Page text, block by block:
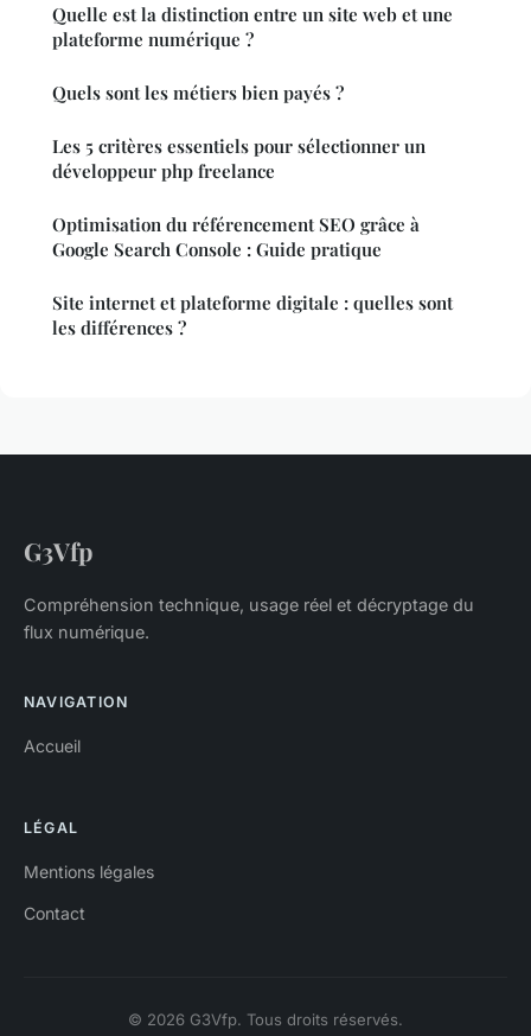
Quelle est la distinction entre un site web et une
plateforme numérique ?
Quels sont les métiers bien payés ?
Les 5 critères essentiels pour sélectionner un
développeur php freelance
Optimisation du référencement SEO grâce à
Google Search Console : Guide pratique
Site internet et plateforme digitale : quelles sont
les différences ?
G3Vfp
Compréhension technique, usage réel et décryptage du
flux numérique.
NAVIGATION
Accueil
LÉGAL
Mentions légales
Contact
© 2026 G3Vfp. Tous droits réservés.